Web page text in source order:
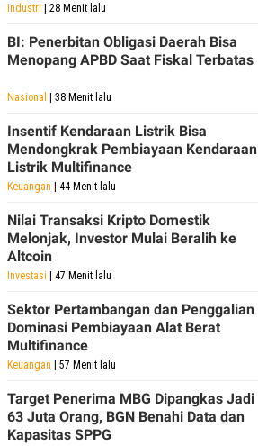
Industri | 28 Menit lalu
BI: Penerbitan Obligasi Daerah Bisa
Menopang APBD Saat Fiskal Terbatas
Nasional | 38 Menit lalu
Insentif Kendaraan Listrik Bisa
Mendongkrak Pembiayaan Kendaraan
Listrik Multifinance
Keuangan | 44 Menit lalu
Nilai Transaksi Kripto Domestik
Melonjak, Investor Mulai Beralih ke
Altcoin
Investasi | 47 Menit lalu
Sektor Pertambangan dan Penggalian
Dominasi Pembiayaan Alat Berat
Multifinance
Keuangan | 57 Menit lalu
Target Penerima MBG Dipangkas Jadi
63 Juta Orang, BGN Benahi Data dan
Kapasitas SPPG